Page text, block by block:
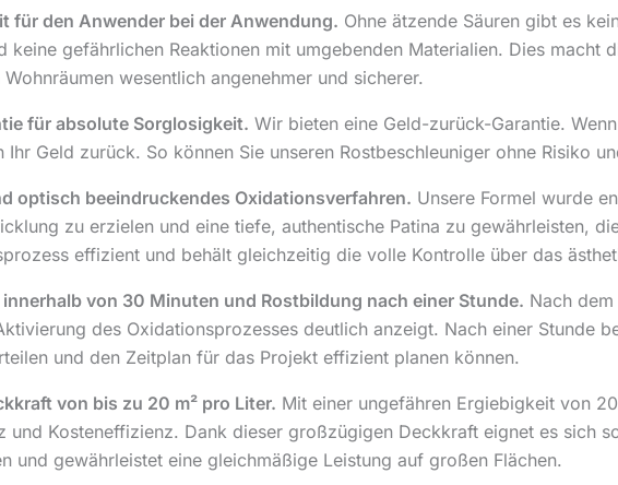
für den Anwender bei der Anwendung. Ohne ätzende Säuren gibt es
keine gefährlichen Reaktionen mit umgebenden Materialien. Dies macht
wesentlich angenehmer und sicherer.
für absolute Sorglosigkeit. Wir bieten eine Geld-zurück-Garantie.
Ihr Geld zurück. So können Sie unseren Rostbeschleuniger ohne Risiko
optisch beeindruckendes Oxidationsverfahren. Unsere Formel wurde
zu erzielen und eine tiefe, authentische Patina zu gewährleisten,
effizient und behält gleichzeitig die volle Kontrolle über das
von 30 Minuten und Rostbildung nach einer Stunde. Nach
des Oxidationsprozesses deutlich anzeigt. Nach einer Stunde
und den Zeitplan für das Projekt effizient planen können.
von bis zu 20 m² pro Liter. Mit einer ungefähren Ergiebigkeit von
und Kosteneffizienz. Dank dieser großzügigen Deckkraft eignet es sich
und gewährleistet eine gleichmäßige Leistung auf großen Flächen.